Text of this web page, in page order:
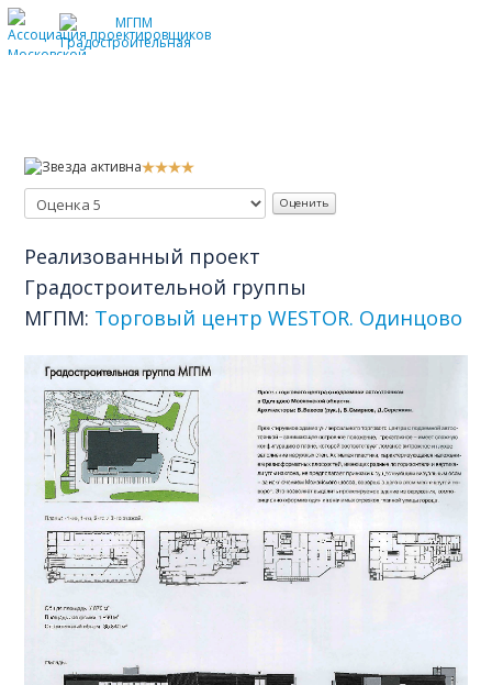
Реализованный проект
Градостроительной группы
МГПМ: Торговый центр WESTOR. Одинцово